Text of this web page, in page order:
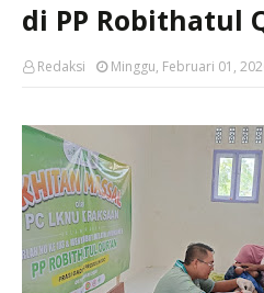
di PP Robithatul
Redaksi Minggu, Februari 01,